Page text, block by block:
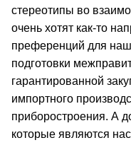
стереотипы во
очень хотят как-то
преференций для
подготовки
гарантированной
импортного
приборостроения. А
которые являются